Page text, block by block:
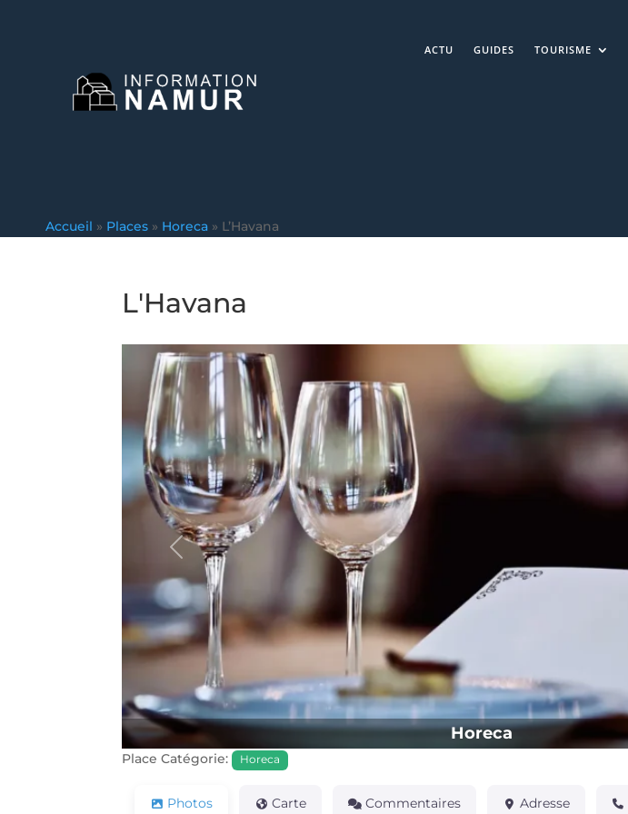
ACTU GUIDES TOURISME
Accueil » Places » Horeca » L’Havana
L'Havana
Horeca
Précédente
Place Catégorie: Horeca
Photos Carte Commentaires Adresse